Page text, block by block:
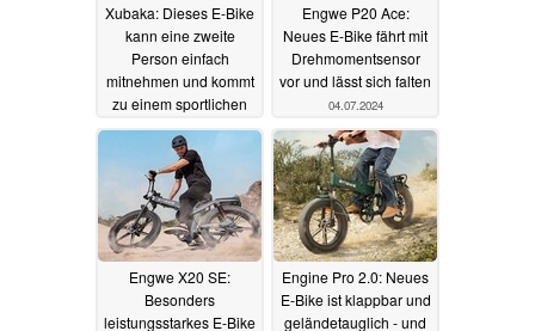
Xubaka: Dieses E-Bike
kann eine zweite
Person einfach
mitnehmen und kommt
zu einem sportlichen
Preis16.07.2024
Engwe P20 Ace:
Neues E-Bike fährt mit
Drehmomentsensor
vor und lässt sich falten
04.07.2024
Engwe X20 SE:
Besonders
leistungsstarkes E-Bike
Engine Pro 2.0: Neues
E-Bike ist klappbar und
geländetauglich - und